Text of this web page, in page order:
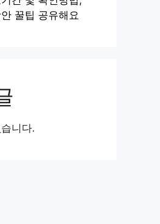
꿀팁 공유해요
니다.